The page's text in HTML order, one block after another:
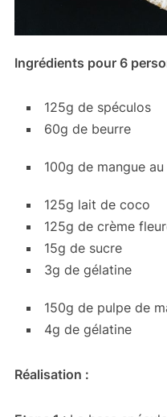
Ingrédients pour 6
125g de spéculos
60g de beurre
100g de mangue
125g lait de coco
125g de crème
15g de sucre
3g de gélatine
150g de pulpe de
4g de gélatine
Réalisation :